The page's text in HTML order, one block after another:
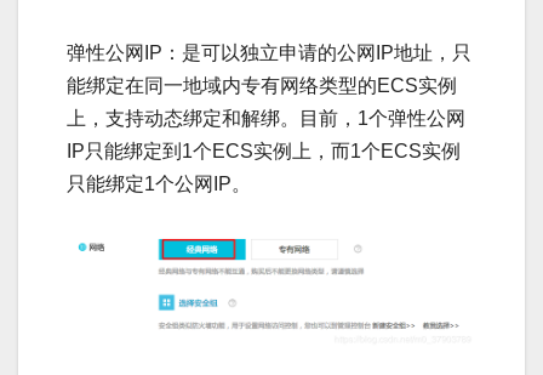
弹性公网IP：是可以独立申请的公网IP地址，只
能绑定在同一地域内专有网络类型的ECS实例
上，支持动态绑定和解绑。目前，1个弹性公网
IP只能绑定到1个ECS实例上，而1个ECS实例
只能绑定1个公网IP。